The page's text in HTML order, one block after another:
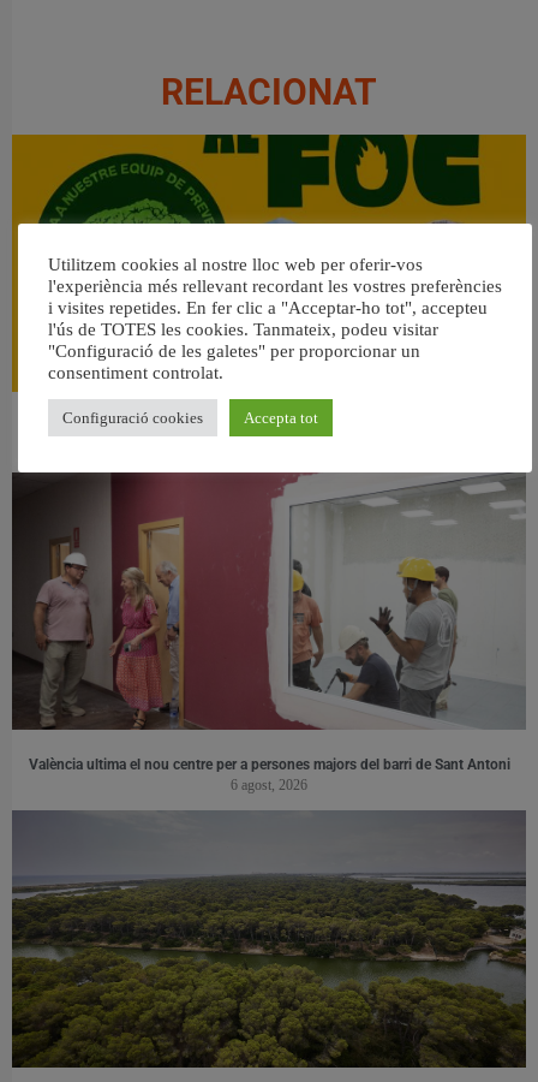
RELACIONAT
👀 Una mirada atenta puede marcar la diferencia.
València ultima el nou centre per a persones majors del barri de Sant Antoni
6 agost, 2026
Utilitzem cookies al nostre lloc web per oferir-vos
l'experiència més rellevant recordant les vostres preferències
i visites repetides. En fer clic a "Acceptar-ho tot", accepteu
l'ús de TOTES les cookies. Tanmateix, podeu visitar
"Configuració de les galetes" per proporcionar un
consentiment controlat.
Configuració cookies Accepta tot